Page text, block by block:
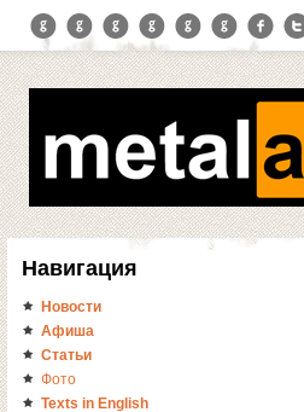
Навигация
Новости
Афиша
Статьи
Фото
Texts in English